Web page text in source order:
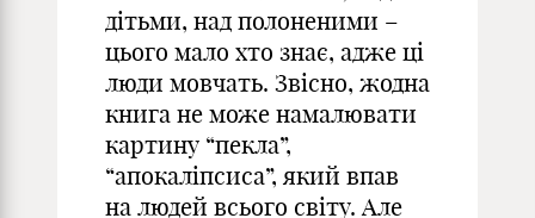
дітьми, над полоненими –
цього мало хто знає, адже ці
люди мовчать. Звісно, жодна
книга не може намалювати
картину “пекла”,
“апокаліпсиса”, який впав
на людей всього світу. Але